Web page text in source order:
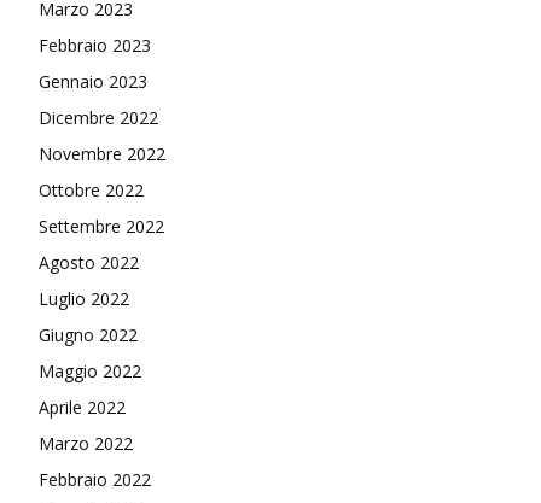
Marzo 2023
Febbraio 2023
Gennaio 2023
Dicembre 2022
Novembre 2022
Ottobre 2022
Settembre 2022
Agosto 2022
Luglio 2022
Giugno 2022
Maggio 2022
Aprile 2022
Marzo 2022
Febbraio 2022